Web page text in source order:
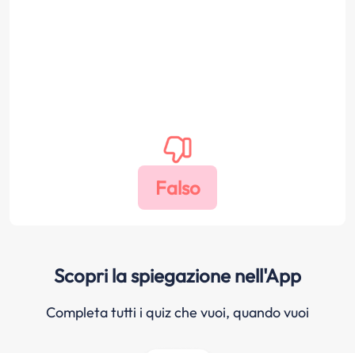
Scopri la spiegazione nell'App
Completa tutti i quiz che vuoi, quando vuoi